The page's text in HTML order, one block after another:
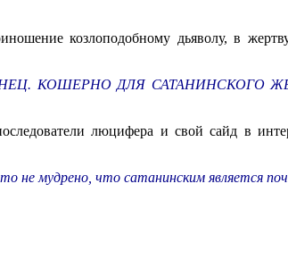
козлоподобному дьяволу, в
КОШЕРНО ДЛЯ САТАНИНСКОГО
люцифера и свой сайд в
не мудрено, что сатанинским является